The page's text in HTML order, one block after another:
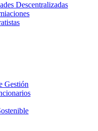
Descentralizadas
Gestión